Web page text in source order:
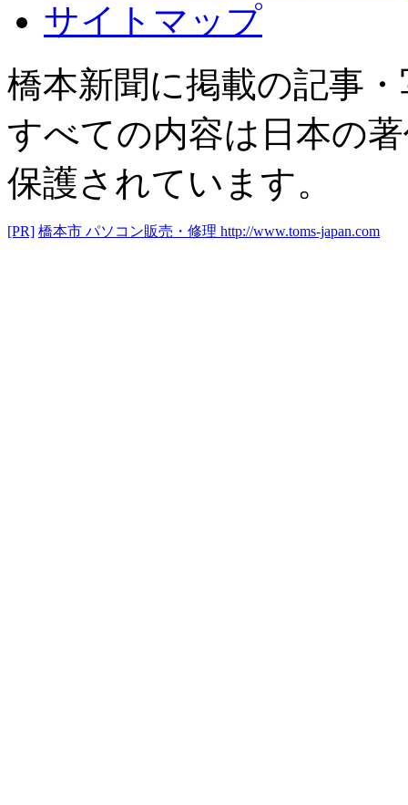
サイトマップ
橋本新聞に掲載の記事
すべての内容は日本の
保護されています。
[PR] 橋本市 パソコン販売・修理 http://www.toms-japan.com